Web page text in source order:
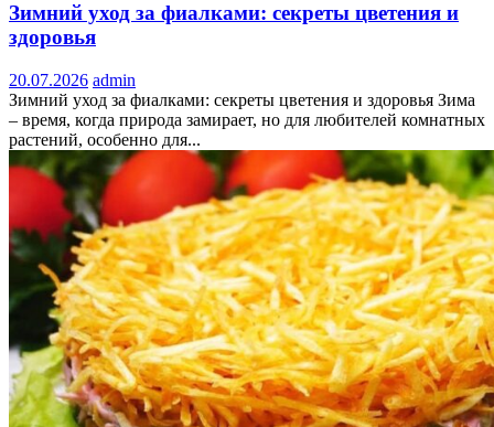
Зимний уход за фиалками: секреты цветения и
здоровья
20.07.2026 admin
Зимний уход за фиалками: секреты цветения и здоровья Зима
– время, когда природа замирает, но для любителей комнатных
растений, особенно для...